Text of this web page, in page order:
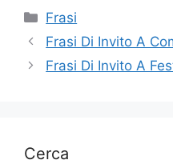
Categorie
Frasi
Frasi Di Invito A
Frasi Di Invito A
Cerca